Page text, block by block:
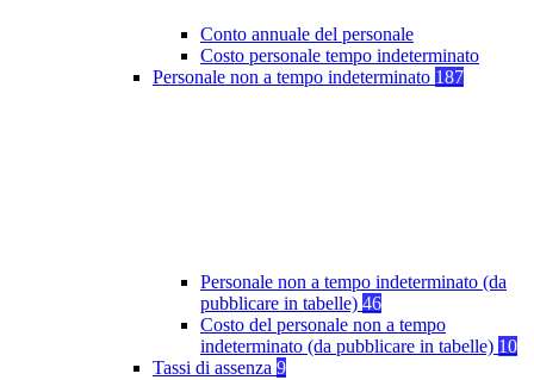
Conto annuale del personale
Costo personale tempo indeterminato
Personale non a tempo indeterminato 187
Personale non a tempo indeterminato (da
pubblicare in tabelle) 46
Costo del personale non a tempo
indeterminato (da pubblicare in tabelle) 10
Tassi di assenza 9